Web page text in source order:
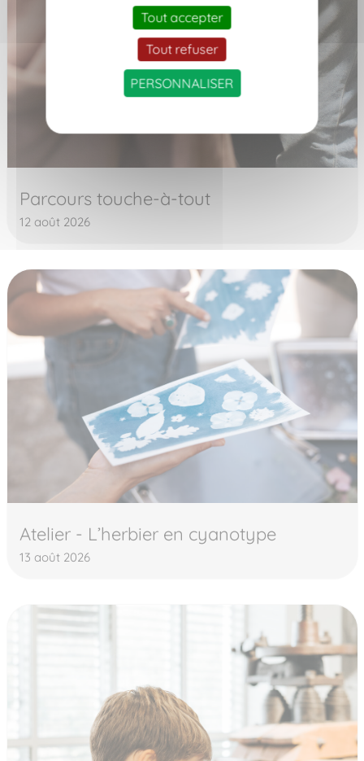
Parcours touche-à-tout
12 août 2026
Atelier - L’herbier en cyanotype
13 août 2026
Tout accepter
Tout refuser
PERSONNALISER